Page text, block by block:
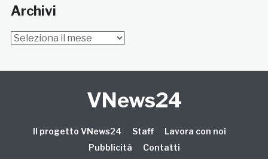
Archivi
Archivi
VNews24
Il progetto VNews24 Staff
Lavora con noi
Pubblicità
Contatti